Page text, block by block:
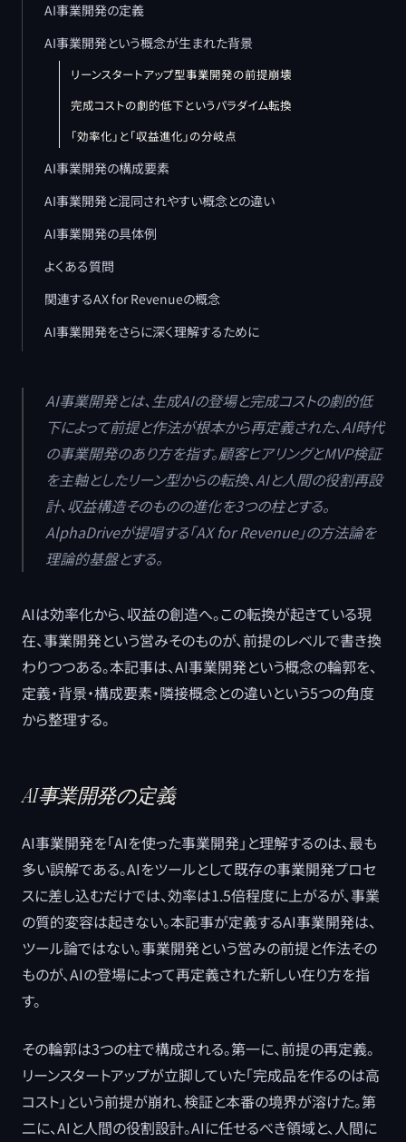
AI事業開発の定義
AI事業開発という概念が生まれた背景
リーンスタートアップ型事業開発の前提崩壊
完成コストの劇的低下というパラダイム転換
「効率化」と「収益進化」の分岐点
AI事業開発の構成要素
AI事業開発と混同されやすい概念との違い
AI事業開発の具体例
よくある質問
関連するAX for Revenueの概念
AI事業開発をさらに深く理解するために
AI事業開発とは、生成AIの登場と完成コストの劇的低
下によって前提と作法が根本から再定義された、AI時代
の事業開発のあり方を指す。顧客ヒアリングとMVP検証
を主軸としたリーン型からの転換、AIと人間の役割再設
計、収益構造そのものの進化を3つの柱とする。
AlphaDriveが提唱する「AX for Revenue」の方法論を
理論的基盤とする。
AIは効率化から、収益の創造へ。この転換が起きている現
在、事業開発という営みそのものが、前提のレベルで書き換
わりつつある。本記事は、AI事業開発という概念の輪郭を、
定義・背景・構成要素・隣接概念との違いという5つの角度
から整理する。
AI事業開発の定義
AI事業開発を「AIを使った事業開発」と理解するのは、最も
多い誤解である。AIをツールとして既存の事業開発プロセ
スに差し込むだけでは、効率は1.5倍程度に上がるが、事業
の質的変容は起きない。本記事が定義するAI事業開発は、
ツール論ではない。事業開発という営みの前提と作法その
ものが、AIの登場によって再定義された新しい在り方を指
す。
その輪郭は3つの柱で構成される。第一に、前提の再定義。
リーンスタートアップが立脚していた「完成品を作るのは高
コスト」という前提が崩れ、検証と本番の境界が溶けた。第
二に、AIと人間の役割設計。AIに任せるべき領域と、人間に